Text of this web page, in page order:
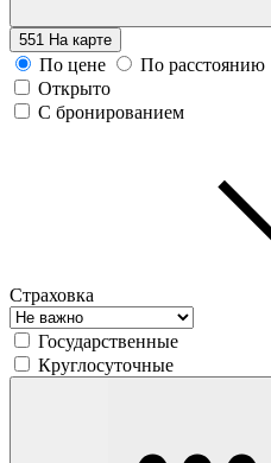
551 На карте
По цене
По расстоянию
Открыто
С бронированием
Страховка
Государственные
Круглосуточные